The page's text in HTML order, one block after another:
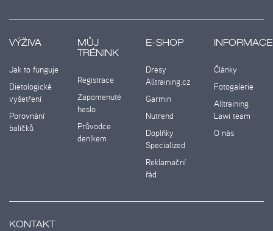
VÝŽIVA
Jak to funguje
Dietologické
vyšetření
Porovnání
balíčků
MŮJ
TRÉNINK
Registrace
Zapomenuté
heslo
Průvodce
deníkem
E-SHOP
Dresy
Alltraining.cz
Garmin
Nutrend
Doplňky
Specialized
Reklamační
řád
INFORMACE
Články
Fotogalerie
Alltraining
Lawi team
O nás
KONTAKT